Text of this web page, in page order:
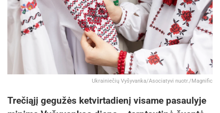
Ukrainiečių Vyšyvanka/Asociatyvi nuotr./Magnific
Trečiąjį gegužės ketvirtadienį visame pasaulyje